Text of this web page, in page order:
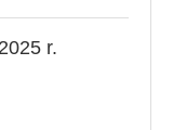
r.